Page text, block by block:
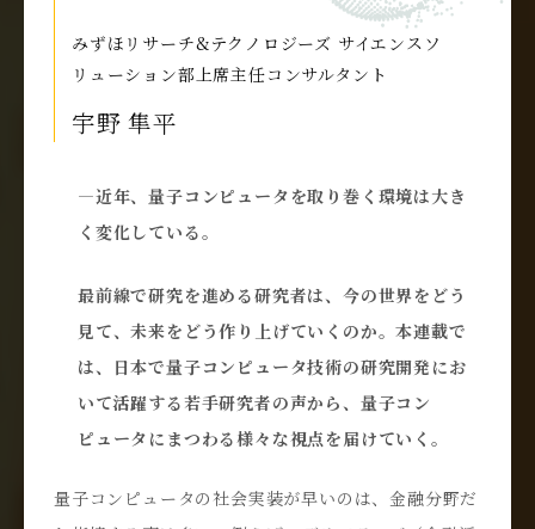
みずほリサーチ&テクノロジーズ サイエンスソ
リューション部上席主任コンサルタント
宇野 隼平
―近年、量子コンピュータを取り巻く環境は大き
く変化している。
最前線で研究を進める研究者は、今の世界をどう
見て、未来をどう作り上げていくのか。本連載で
は、日本で量子コンピュータ技術の研究開発にお
いて活躍する若手研究者の声から、量子コン
ピュータにまつわる様々な視点を届けていく。
量子コンピュータの社会実装が早いのは、金融分野だ